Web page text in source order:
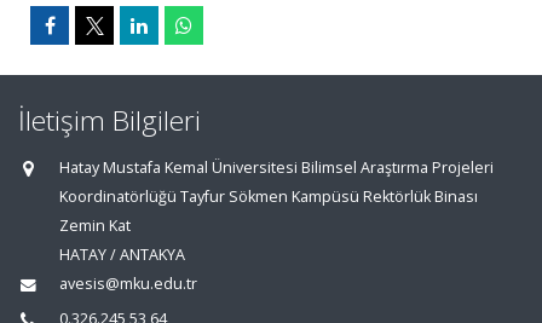
İletişim Bilgileri
Hatay Mustafa Kemal Üniversitesi Bilimsel Araştırma Projeleri
Koordinatörlüğü Tayfur Sökmen Kampüsü Rektörlük Binası
Zemin Kat
HATAY / ANTAKYA
avesis@mku.edu.tr
0.326.245 53 64